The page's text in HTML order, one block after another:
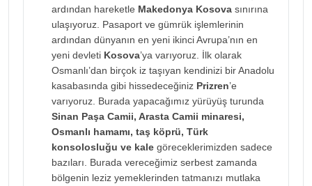
ardından hareketle Makedonya Kosova sınırına
ulaşıyoruz. Pasaport ve gümrük işlemlerinin
ardından dünyanın en yeni ikinci Avrupa’nın en
yeni devleti Kosova’ya varıyoruz. İlk olarak
Osmanlı’dan birçok iz taşıyan kendinizi bir Anadolu
kasabasında gibi hissedeceğiniz Prizren’e
varıyoruz. Burada yapacağımız yürüyüş turunda
Sinan Paşa Camii, Arasta Camii minaresi,
Osmanlı hamamı, taş köprü, Türk
konsolosluğu ve kale göreceklerimizden sadece
bazıları. Burada vereceğimiz serbest zamanda
bölgenin leziz yemeklerinden tatmanızı mutlaka